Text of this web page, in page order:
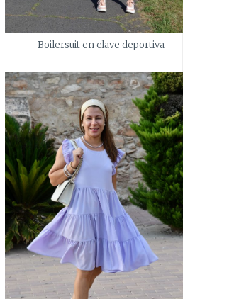
Boilersuit en clave deportiva